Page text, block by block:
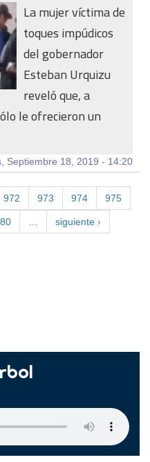
La mujer víctima de
toques impúdicos
del gobernador
Esteban Urquizu
reveló que, a
le ofrecieron un
Septiembre 18, 2019 - 14:20
972 973 974 975
siguiente ›